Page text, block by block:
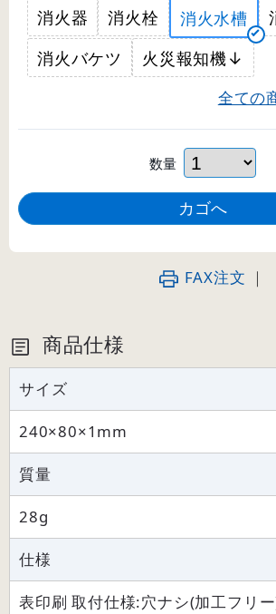
消火器 消火栓 消火水槽
消火バケツ
火災報知機↓
全ての
数量
FAX注文 ｜
商品仕様
サイズ
240×80×1mm
質量
28g
仕様
表印刷 取付仕様:穴ナシ(加工フリ